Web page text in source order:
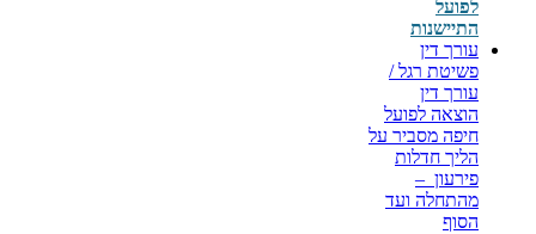
לפועל
התיישנות
עורך דין
פשיטת רגל /
עורך דין
הוצאה לפועל
חיפה מסביר על
הליך חדלות
פירעון –
מהתחלה ועד
הסוף